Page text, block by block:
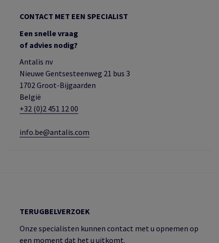
CONTACT MET EEN SPECIALIST
Een snelle vraag
of advies nodig?
Antalis nv
Nieuwe Gentsesteenweg 21 bus 3
1702 Groot-Bijgaarden
België
+32 (0)2 451 12 00
info.be@antalis.com
TERUGBELVERZOEK
Onze specialisten kunnen contact met u opnemen op
een moment dat het u uitkomt.